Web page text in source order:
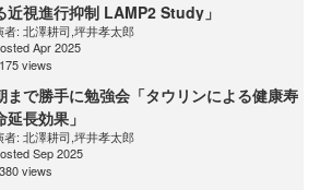
近視進行抑制 LAMP2 Study」
者: 北澤耕司,坪井孝太郎
Apr 2025
views
まで勝手に勉強会「タウリンによる健康寿
延長効果」
者: 北澤耕司,坪井孝太郎
Sep 2025
views